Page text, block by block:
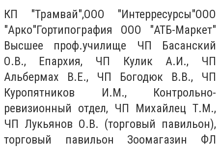
КП "Трамвай",ООО "Интерресурсы"ООО
"Арко"Гортипография ООО "АТБ-Маркет"
Высшее проф.училище ЧП Басанский
О.В., Епархия, ЧП Кулик А.И., ЧП
Альбермах В.Е., ЧП Богодюк В.В., ЧП
Куропятников И.М., Контрольно-
ревизионный отдел, ЧП Михайлец Т.М.,
ЧП Лукьянов О.В. (торговый павильон),
торговый павильон Зоомагазин ФЛ